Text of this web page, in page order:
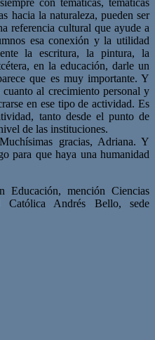
hacia la naturaleza, pueden ser
referencia cultural que ayude a
esa conexión y la utilidad
la escritura, la pintura, la
en la educación, darle un
que es muy importante. Y
al crecimiento personal y
en ese tipo de actividad. Es
tanto desde el punto de
de las instituciones.
gracias, Adriana. Y
para que haya una humanidad
mención Ciencias
Católica Andrés Bello, sede